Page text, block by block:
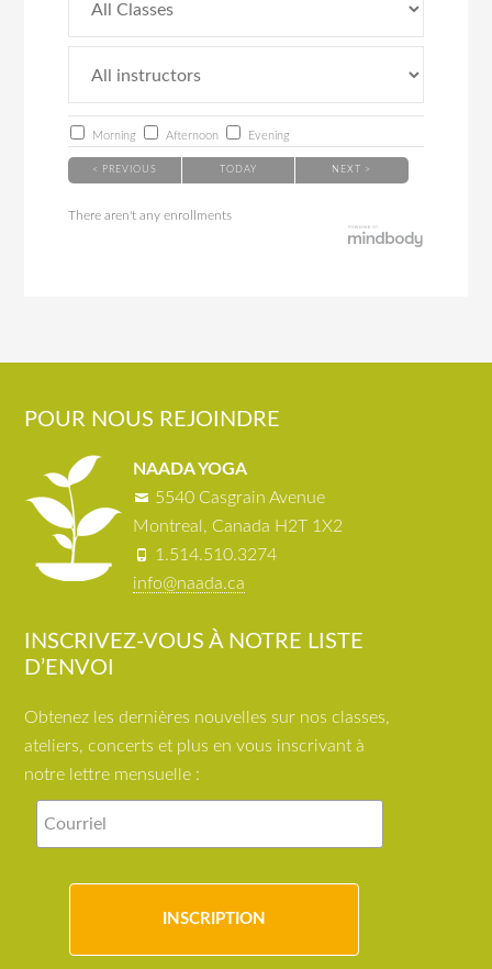
Morning Afternoon Evening
< PREVIOUS TODAY NEXT >
There aren't any enrollments
POUR NOUS REJOINDRE
NAADA YOGA
5540 Casgrain Avenue
Montreal, Canada H2T 1X2
1.514.510.3274
info@naada.ca
INSCRIVEZ-VOUS À NOTRE LISTE
D’ENVOI
Obtenez les dernières nouvelles sur nos classes,
ateliers, concerts et plus en vous inscrivant à
notre lettre mensuelle :